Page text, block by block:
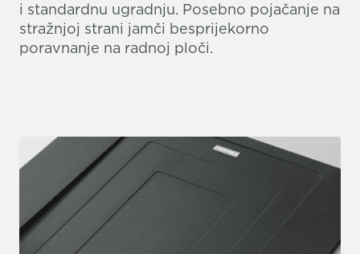
i standardnu ugradnju. Posebno pojačanje na
stražnjoj strani jamči besprijekorno
poravnanje na radnoj ploči.